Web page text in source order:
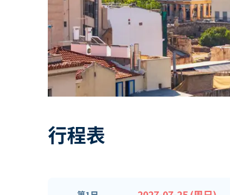
行程表